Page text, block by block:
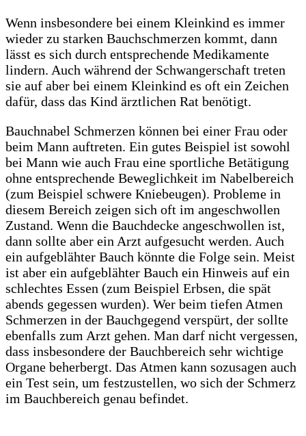
Wenn insbesondere bei einem Kleinkind es immer
wieder zu starken Bauchschmerzen kommt, dann
lässt es sich durch entsprechende Medikamente
lindern. Auch während der Schwangerschaft treten
sie auf aber bei einem Kleinkind es oft ein Zeichen
dafür, dass das Kind ärztlichen Rat benötigt.
Bauchnabel Schmerzen können bei einer Frau oder
beim Mann auftreten. Ein gutes Beispiel ist sowohl
bei Mann wie auch Frau eine sportliche Betätigung
ohne entsprechende Beweglichkeit im Nabelbereich
(zum Beispiel schwere Kniebeugen). Probleme in
diesem Bereich zeigen sich oft im angeschwollen
Zustand. Wenn die Bauchdecke angeschwollen ist,
dann sollte aber ein Arzt aufgesucht werden. Auch
ein aufgeblähter Bauch könnte die Folge sein. Meist
ist aber ein aufgeblähter Bauch ein Hinweis auf ein
schlechtes Essen (zum Beispiel Erbsen, die spät
abends gegessen wurden). Wer beim tiefen Atmen
Schmerzen in der Bauchgegend verspürt, der sollte
ebenfalls zum Arzt gehen. Man darf nicht vergessen,
dass insbesondere der Bauchbereich sehr wichtige
Organe beherbergt. Das Atmen kann sozusagen auch
ein Test sein, um festzustellen, wo sich der Schmerz
im Bauchbereich genau befindet.